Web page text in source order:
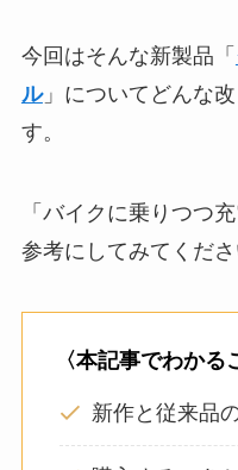
今回はそんな新製品「
ル」についてどんな
す。
「バイクに乗りつつ
参考にしてみてくださ
〈本記事でわかる
新作と従来品